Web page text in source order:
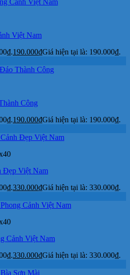
Việt Nam
190.000₫Giá hiện tại là: 190.000₫.
Công
190.000₫Giá hiện tại là: 190.000₫.
Đẹp Việt Nam
330.000₫Giá hiện tại là: 330.000₫.
Cảnh Việt Nam
330.000₫Giá hiện tại là: 330.000₫.